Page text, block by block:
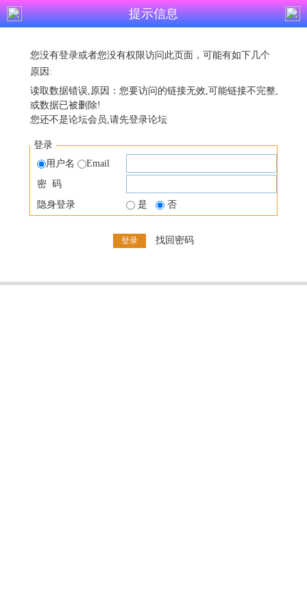
提示信息
您没有登录或者您没有权限访问此页面，可能有如下几个
原因:
读取数据错误,原因：您要访问的链接无效,可能链接不完整,
或数据已被删除!
您还不是论坛会员,请先登录论坛
登录
用户名
Email
密 码
隐身登录
是 否
找回密码